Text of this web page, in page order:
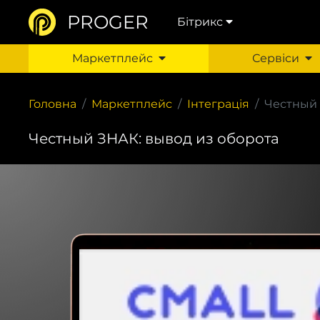
PROGER Бітрикс
Маркетплейс Сервіси
Головна Маркетплейс Інтеграція Честный
Честный ЗНАК: вывод из оборота